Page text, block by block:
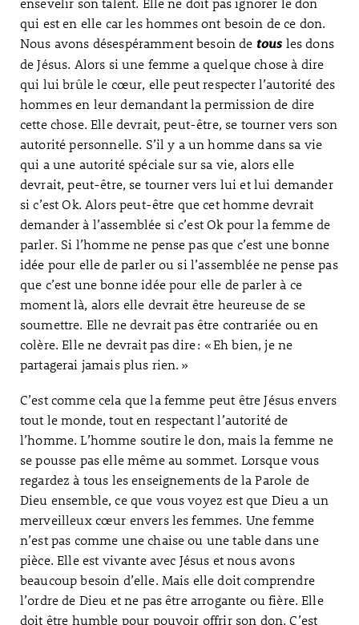
qui est en elle car les hommes ont besoin de ce don.
Nous avons désespéramment besoin de tous les dons
de Jésus. Alors si une femme a quelque chose à dire
qui lui brûle le cœur, elle peut respecter l’autorité des
hommes en leur demandant la permission de dire
cette chose. Elle devrait, peut-être, se tourner vers son
autorité personnelle. S’il y a un homme dans sa vie
qui a une autorité spéciale sur sa vie, alors elle
devrait, peut-être, se tourner vers lui et lui demander
si c’est Ok. Alors peut-être que cet homme devrait
demander à l’assemblée si c’est Ok pour la femme de
parler. Si l’homme ne pense pas que c’est une bonne
idée pour elle de parler ou si l’assemblée ne pense pas
que c’est une bonne idée pour elle de parler à ce
moment là, alors elle devrait être heureuse de se
soumettre. Elle ne devrait pas être contrariée ou en
colère. Elle ne devrait pas dire : « Eh bien, je ne
partagerai jamais plus rien. »
C’est comme cela que la femme peut être Jésus envers
tout le monde, tout en respectant l’autorité de
l’homme. L’homme soutire le don, mais la femme ne
se pousse pas elle même au sommet. Lorsque vous
regardez à tous les enseignements de la Parole de
Dieu ensemble, ce que vous voyez est que Dieu a un
merveilleux cœur envers les femmes. Une femme
n’est pas comme une chaise ou une table dans une
pièce. Elle est vivante avec Jésus et nous avons
beaucoup besoin d’elle. Mais elle doit comprendre
l’ordre de Dieu et ne pas être arrogante ou fière. Elle
doit être humble pour pouvoir offrir son don. C’est